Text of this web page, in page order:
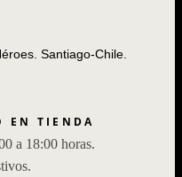
Santiago-Chile.
EN TIENDA
a 18:00 horas.